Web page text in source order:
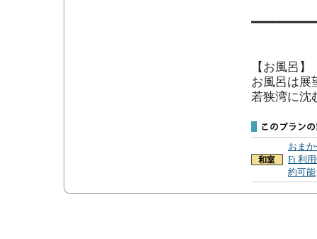
【お風呂】
お風呂は展
若狭湾に沈
おま
Fi 利
約可能